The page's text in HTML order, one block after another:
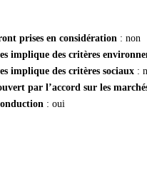
prises en considération : non
implique des critères
implique des critères sociaux :
par l’accord sur les
: oui